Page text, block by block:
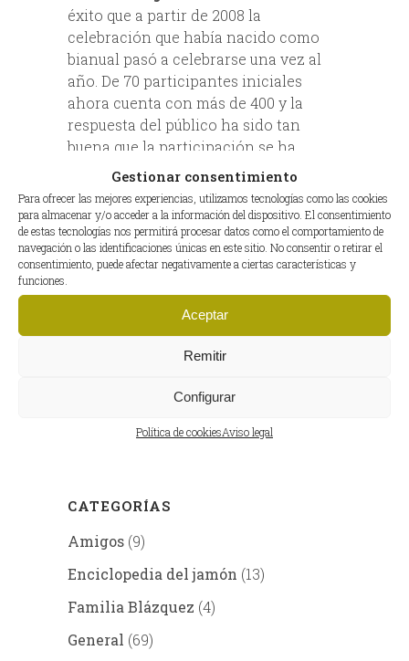
Gestionar consentimiento
Para ofrecer las mejores experiencias, utilizamos tecnologías como las cookies
para almacenar y/o acceder a la información del dispositivo. El consentimiento
de estas tecnologías nos permitirá procesar datos como el comportamiento de
navegación o las identificaciones únicas en este sitio. No consentir o retirar el
consentimiento, puede afectar negativamente a ciertas características y
funciones.
Aceptar
Remitir
Configurar
Política de cookiesAviso legal
éxito que a partir de 2008 la
celebración que había nacido como
bianual pasó a celebrarse una vez al
año. De 70 participantes iniciales
ahora cuenta con más de 400 y la
respuesta del público ha sido tan
buena que la participación se ha
generalizado: casi una semana de
buena comida, tradición italiana y la
nieve. El programa de actividades
también ha pasado a incluir las
investigaciones, debates y reuniones
temas dedesarrollo y saludcon la
participación de expertos y médicos.
BUSCAR EN EL BLOG
CATEGORÍAS
Amigos (9)
Enciclopedia del jamón (13)
Familia Blázquez (4)
General (69)